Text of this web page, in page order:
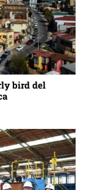
bird del